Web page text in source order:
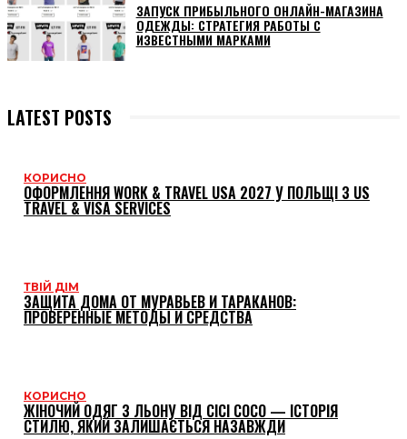
ЗАПУСК ПРИБЫЛЬНОГО ОНЛАЙН-МАГАЗИНА
ОДЕЖДЫ: СТРАТЕГИЯ РАБОТЫ С
ИЗВЕСТНЫМИ МАРКАМИ
LATEST POSTS
КОРИСНО
ОФОРМЛЕННЯ WORK & TRAVEL USA 2027 У ПОЛЬЩІ З US
TRAVEL & VISA SERVICES
ТВІЙ ДІМ
ЗАЩИТА ДОМА ОТ МУРАВЬЕВ И ТАРАКАНОВ:
ПРОВЕРЕННЫЕ МЕТОДЫ И СРЕДСТВА
КОРИСНО
ЖІНОЧИЙ ОДЯГ З ЛЬОНУ ВІД CICI COCO — ІСТОРІЯ
СТИЛЮ, ЯКИЙ ЗАЛИШАЄТЬСЯ НАЗАВЖДИ